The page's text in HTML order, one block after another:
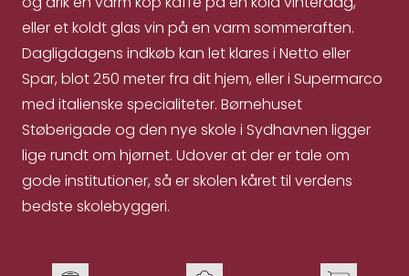
eller et koldt glas vin på en varm sommeraften.
Dagligdagens indkøb kan let klares i Netto eller
Spar, blot 250 meter fra dit hjem, eller i Supermarco
med italienske specialiteter. Børnehuset
Støberigade og den nye skole i Sydhavnen ligger
lige rundt om hjørnet. Udover at der er tale om
gode institutioner, så er skolen kåret til verdens
bedste skolebyggeri.